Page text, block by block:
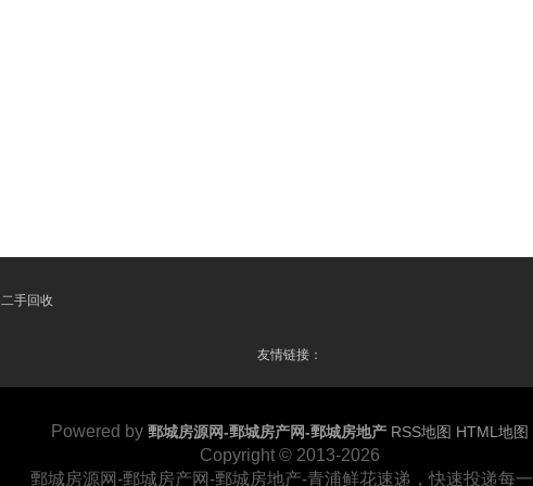
二手回收
友情链接：
Powered by 鄄城房源网-鄄城房产网-鄄城房地产 RSS地图 HTML地图
Copyright © 2013-2026
鄄城房源网-鄄城房产网-鄄城房地产-青浦鲜花速递，快速投递每